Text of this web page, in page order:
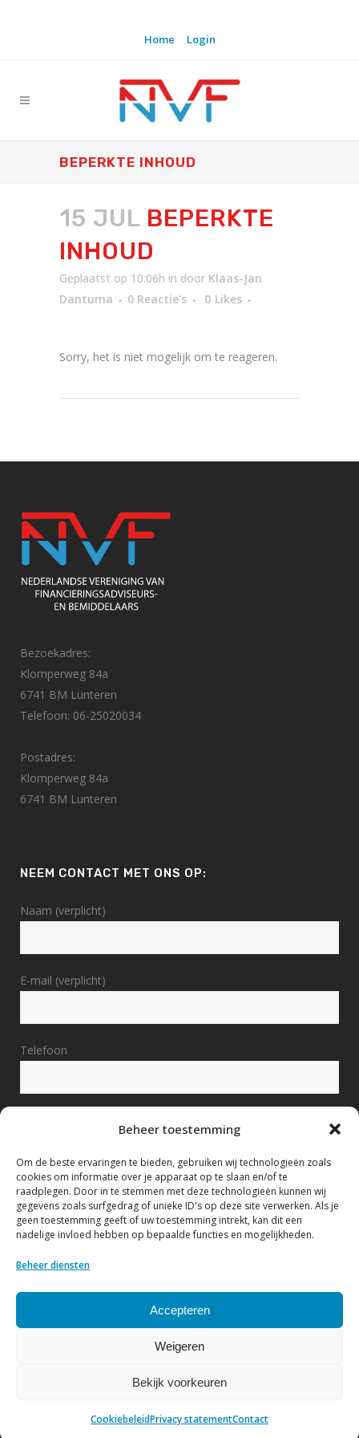
Beheer toestemming
Om de beste ervaringen te bieden, gebruiken wij technologieën zoals
cookies om informatie over je apparaat op te slaan en/of te
raadplegen. Door in te stemmen met deze technologieën kunnen wij
gegevens zoals surfgedrag of unieke ID's op deze site verwerken. Als je
geen toestemming geeft of uw toestemming intrekt, kan dit een
nadelige invloed hebben op bepaalde functies en mogelijkheden.
Beheer diensten
Accepteren
Weigeren
Bekijk voorkeuren
CookiebeleidPrivacy statementContact
Home Login
BEPERKTE INHOUD
15 JUL BEPERKTE
INHOUD
Geplaatst op 10:06h in door Klaas-Jan
Dantuma
0 Reactie's 0 Likes
Sorry, het is niet mogelijk om te reageren.
Bezoekadres:
Klomperweg 84a
6741 BM Lunteren
Telefoon: 06-25020034
Postadres:
Klomperweg 84a
6741 BM Lunteren
NEEM CONTACT MET ONS OP:
Naam (verplicht)
E-mail (verplicht)
Telefoon
Ik geef hierbij toestemming om mijn gegevens te
verwerken conform het Privacy statement.
Privacy statement